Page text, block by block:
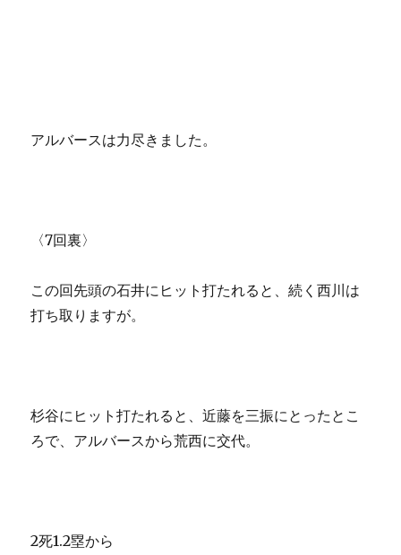
アルバースは力尽きました。
〈7回裏〉
この回先頭の石井にヒット打たれると、続く西川は
打ち取りますが。
杉谷にヒット打たれると、近藤を三振にとったとこ
ろで、アルバースから荒西に交代。
2死1.2塁から